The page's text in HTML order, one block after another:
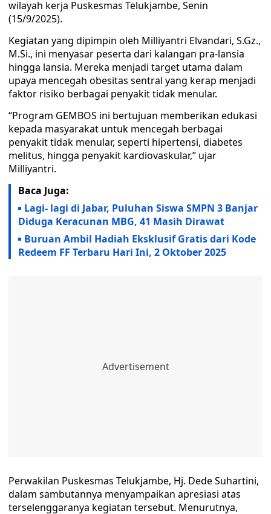
wilayah kerja Puskesmas Telukjambe, Senin
(15/9/2025).
Kegiatan yang dipimpin oleh Milliyantri Elvandari, S.Gz.,
M.Si., ini menyasar peserta dari kalangan pra-lansia
hingga lansia. Mereka menjadi target utama dalam
upaya mencegah obesitas sentral yang kerap menjadi
faktor risiko berbagai penyakit tidak menular.
“Program GEMBOS ini bertujuan memberikan edukasi
kepada masyarakat untuk mencegah berbagai
penyakit tidak menular, seperti hipertensi, diabetes
melitus, hingga penyakit kardiovaskular,” ujar
Milliyantri.
Baca Juga:
Lagi- lagi di Jabar, Puluhan Siswa SMPN 3 Banjar
Diduga Keracunan MBG, 41 Masih Dirawat
Buruan Ambil Hadiah Eksklusif Gratis dari Kode
Redeem FF Terbaru Hari Ini, 2 Oktober 2025
Perwakilan Puskesmas Telukjambe, Hj. Dede Suhartini,
dalam sambutannya menyampaikan apresiasi atas
terselenggaranya kegiatan tersebut. Menurutnya,